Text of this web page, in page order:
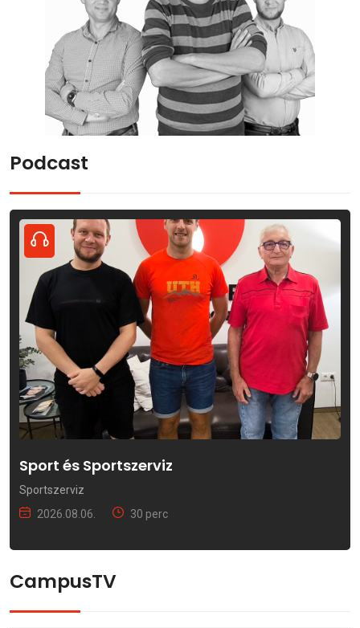
Podcast
Sport és Sportszerviz
Sportszerviz
2026.08.06.
30 perc
CampusTV